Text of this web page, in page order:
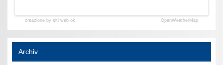
creazione by siti web ok OpenWeatherMap
Archiv